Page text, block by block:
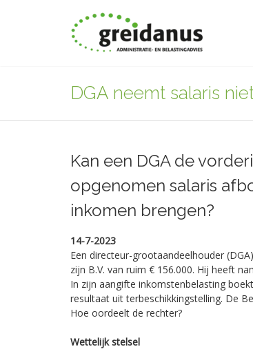
DGA neemt salaris
Kan een DGA de
opgenomen salaris
inkomen brengen?
14-7-2023
Een directeur-grootaandeelhouder
zijn B.V. van ruim € 156.000. Hij heeft
In zijn aangifte inkomstenbelasting
resultaat uit terbeschikkingstelling. De
Hoe oordeelt de rechter?
Wettelijk stelsel